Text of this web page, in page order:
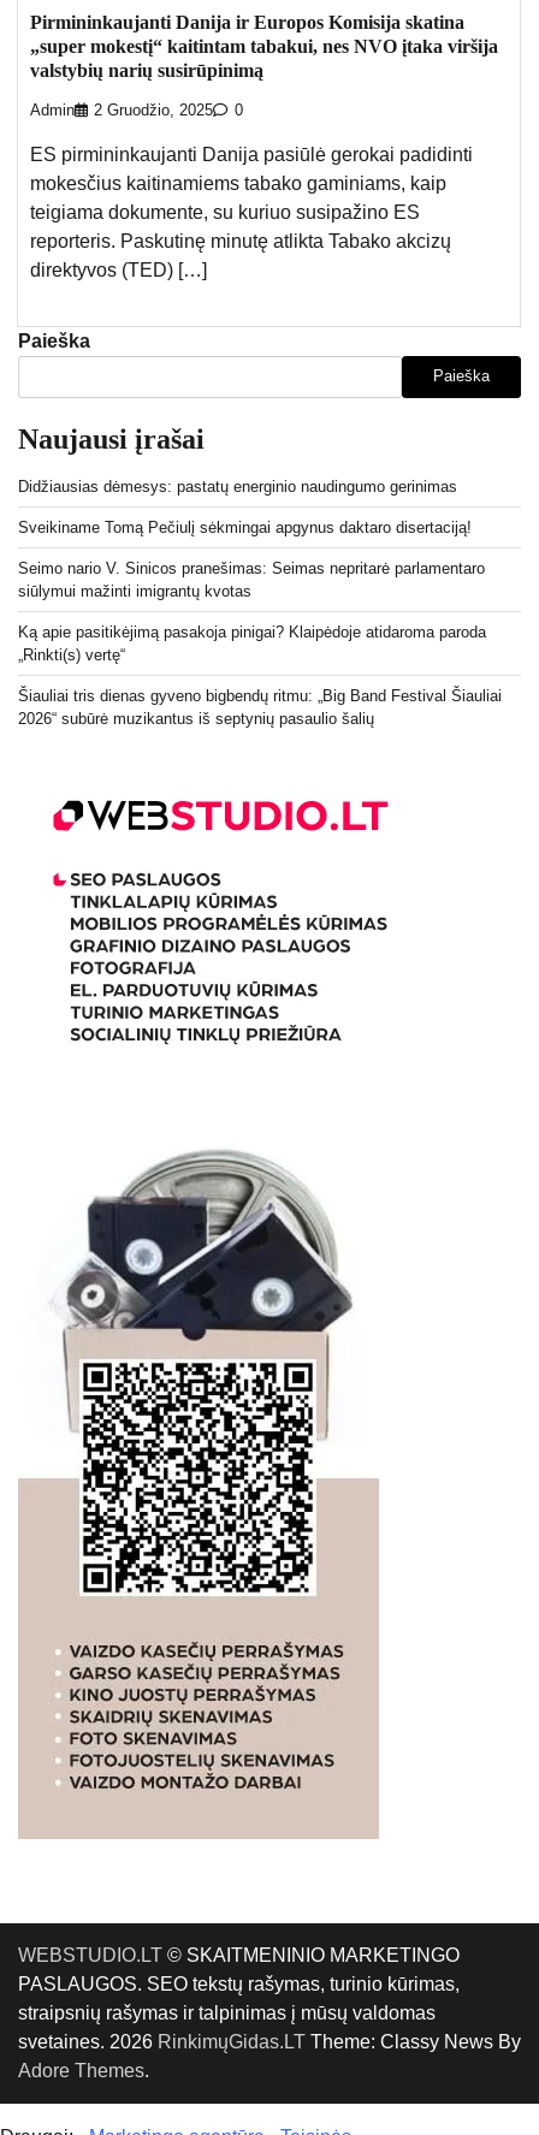
Pirmininkaujanti Danija ir Europos Komisija skatina
„super mokestį“ kaitintam tabakui, nes NVO įtaka viršija
valstybių narių susirūpinimą
Admin 2 Gruodžio, 2025 0
ES pirmininkaujanti Danija pasiūlė gerokai padidinti
mokesčius kaitinamiems tabako gaminiams, kaip
teigiama dokumente, su kuriuo susipažino ES
reporteris. Paskutinę minutę atlikta Tabako akcizų
direktyvos (TED) […]
Paieška
Paieška
Naujausi įrašai
Didžiausias dėmesys: pastatų energinio naudingumo gerinimas
Sveikiname Tomą Pečiulį sėkmingai apgynus daktaro disertaciją!
Seimo nario V. Sinicos pranešimas: Seimas nepritarė parlamentaro
siūlymui mažinti imigrantų kvotas
Ką apie pasitikėjimą pasakoja pinigai? Klaipėdoje atidaroma paroda
„Rinkti(s) vertę“
Šiauliai tris dienas gyveno bigbendų ritmu: „Big Band Festival Šiauliai
2026“ subūrė muzikantus iš septynių pasaulio šalių
WEBSTUDIO.LT © SKAITMENINIO MARKETINGO
PASLAUGOS. SEO tekstų rašymas, turinio kūrimas,
straipsnių rašymas ir talpinimas į mūsų valdomas
svetaines. 2026 RinkimųGidas.LT Theme: Classy News By
Adore Themes.